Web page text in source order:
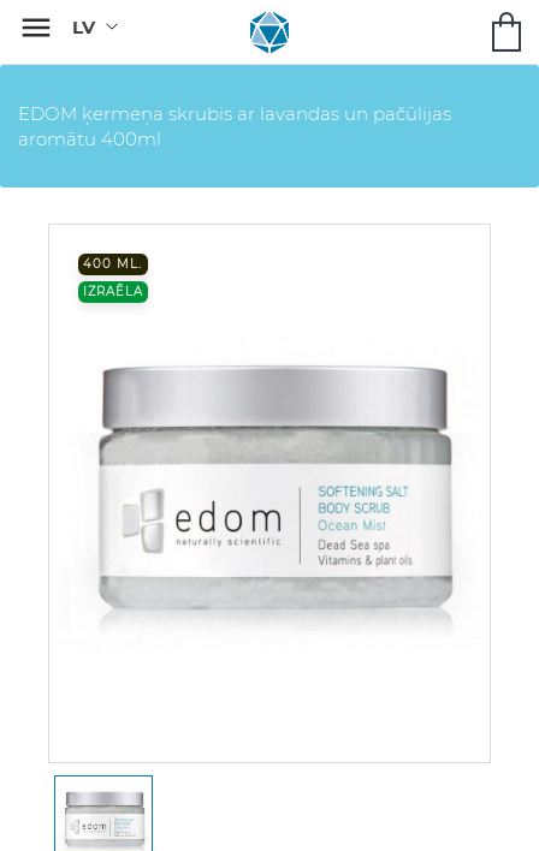

EDOM ķermeņa skrubis ar lavandas un pačūlijas
aromātu 400ml
400 ML.
IZRAĒLA